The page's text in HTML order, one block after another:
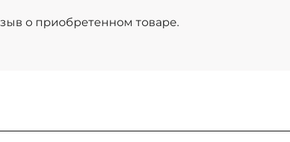
о приобретенном товаре.